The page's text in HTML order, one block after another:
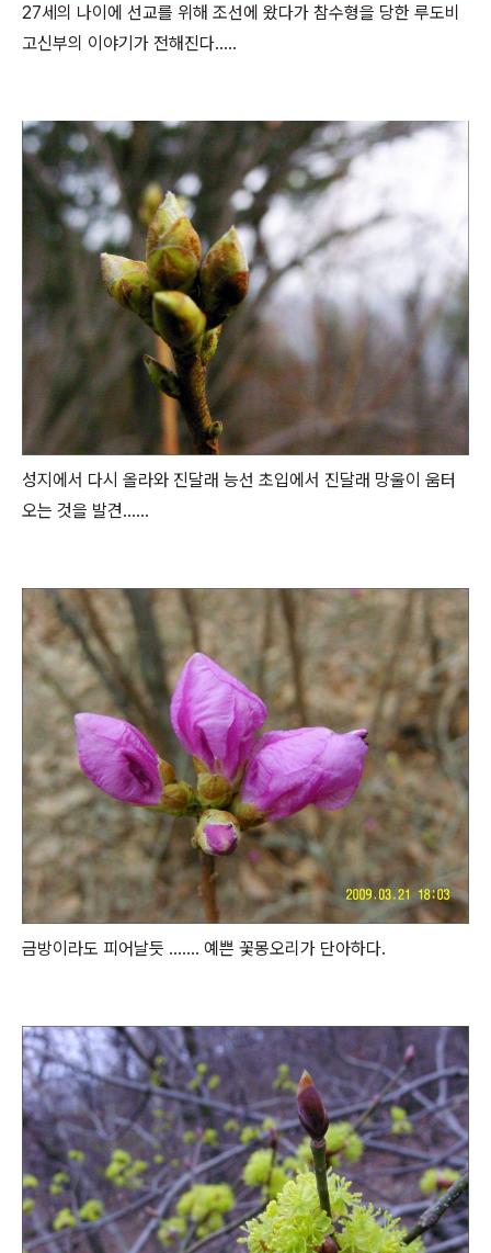
27세의 나이에 선교를 위해 조선에 왔다가 참수형을 당한 루도비
고신부의 이야기가 전해진다.....
성지에서 다시 올라와 진달래 능선 초입에서 진달래 망울이 움터
오는 것을 발견......
금방이라도 피어날듯 ....... 예쁜 꽃몽오리가 단아하다.